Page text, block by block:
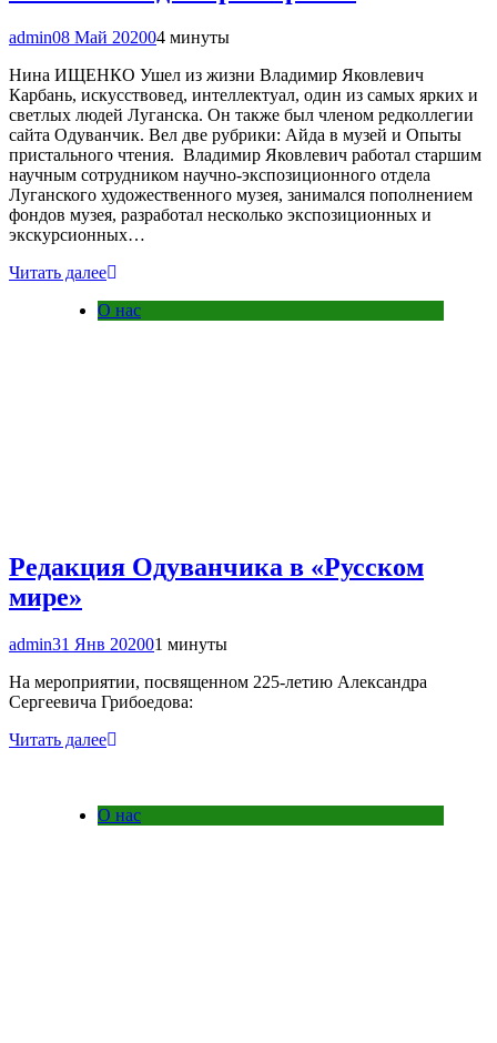
admin08 Май 202004 минуты
Нина ИЩЕНКО Ушел из жизни Владимир Яковлевич
Карбань, искусствовед, интеллектуал, один из самых ярких и
светлых людей Луганска. Он также был членом редколлегии
сайта Одуванчик. Вел две рубрики: Айда в музей и Опыты
пристального чтения. Владимир Яковлевич работал старшим
научным сотрудником научно-экспозиционного отдела
Луганского художественного музея, занимался пополнением
фондов музея, разработал несколько экспозиционных и
экскурсионных…
Читать далее
О нас
Редакция Одуванчика в «Русском
мире»
admin31 Янв 202001 минуты
На мероприятии, посвященном 225-летию Александра
Сергеевича Грибоедова:
Читать далее
О нас